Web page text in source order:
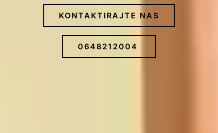
KONTAKTIRAJTE NAS
0648212004